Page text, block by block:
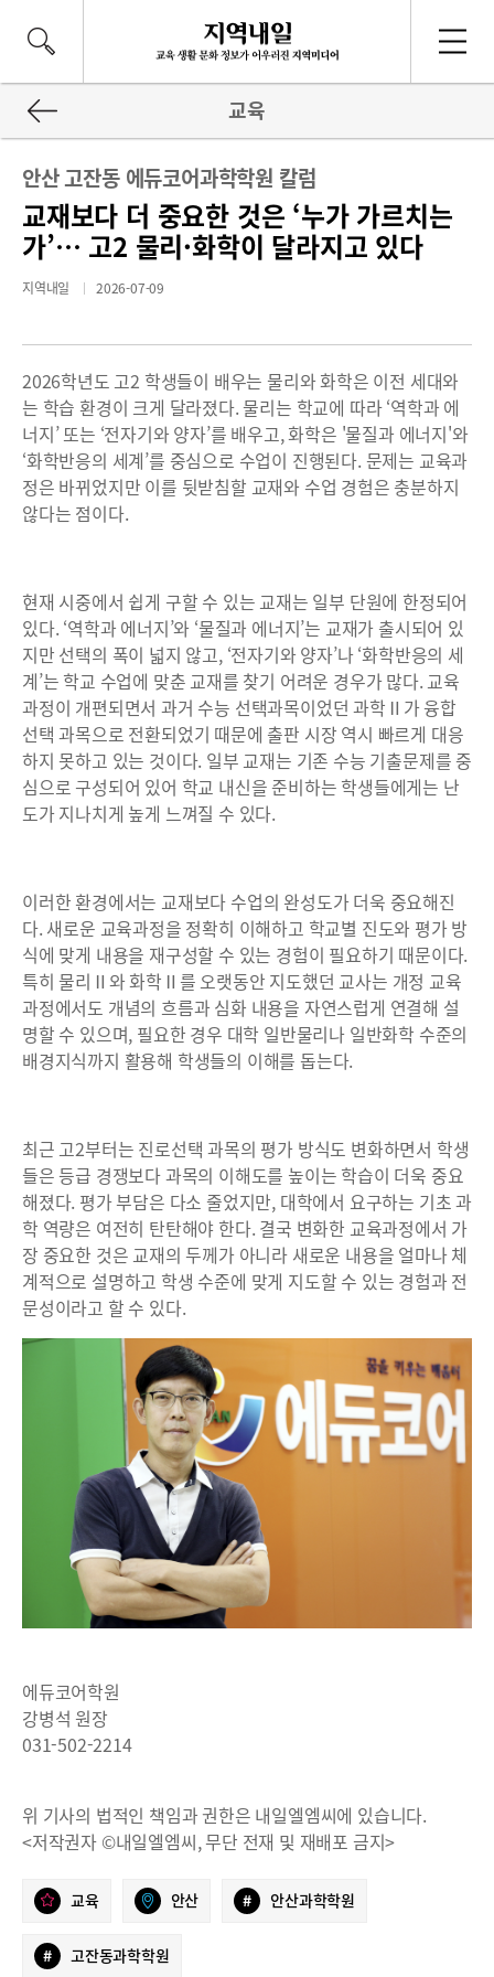
교육
안산 고잔동 에듀코어과학학원 칼럼
교재보다 더 중요한 것은 ‘누가 가르치는
가’… 고2 물리·화학이 달라지고 있다
지역내일 2026-07-09
2026학년도 고2 학생들이 배우는 물리와 화학은 이전 세대와
는 학습 환경이 크게 달라졌다. 물리는 학교에 따라 ‘역학과 에
너지’ 또는 ‘전자기와 양자’를 배우고, 화학은 '물질과 에너지'와
‘화학반응의 세계’를 중심으로 수업이 진행된다. 문제는 교육과
정은 바뀌었지만 이를 뒷받침할 교재와 수업 경험은 충분하지
않다는 점이다.
현재 시중에서 쉽게 구할 수 있는 교재는 일부 단원에 한정되어
있다. ‘역학과 에너지’와 ‘물질과 에너지’는 교재가 출시되어 있
지만 선택의 폭이 넓지 않고, ‘전자기와 양자’나 ‘화학반응의 세
계’는 학교 수업에 맞춘 교재를 찾기 어려운 경우가 많다. 교육
과정이 개편되면서 과거 수능 선택과목이었던 과학Ⅱ가 융합
선택 과목으로 전환되었기 때문에 출판 시장 역시 빠르게 대응
하지 못하고 있는 것이다. 일부 교재는 기존 수능 기출문제를 중
심으로 구성되어 있어 학교 내신을 준비하는 학생들에게는 난
도가 지나치게 높게 느껴질 수 있다.
이러한 환경에서는 교재보다 수업의 완성도가 더욱 중요해진
다. 새로운 교육과정을 정확히 이해하고 학교별 진도와 평가 방
식에 맞게 내용을 재구성할 수 있는 경험이 필요하기 때문이다.
특히 물리Ⅱ와 화학Ⅱ를 오랫동안 지도했던 교사는 개정 교육
과정에서도 개념의 흐름과 심화 내용을 자연스럽게 연결해 설
명할 수 있으며, 필요한 경우 대학 일반물리나 일반화학 수준의
배경지식까지 활용해 학생들의 이해를 돕는다.
최근 고2부터는 진로선택 과목의 평가 방식도 변화하면서 학생
들은 등급 경쟁보다 과목의 이해도를 높이는 학습이 더욱 중요
해졌다. 평가 부담은 다소 줄었지만, 대학에서 요구하는 기초 과
학 역량은 여전히 탄탄해야 한다. 결국 변화한 교육과정에서 가
장 중요한 것은 교재의 두께가 아니라 새로운 내용을 얼마나 체
계적으로 설명하고 학생 수준에 맞게 지도할 수 있는 경험과 전
문성이라고 할 수 있다.
에듀코어학원
강병석 원장
031-502-2214
위 기사의 법적인 책임과 권한은 내일엘엠씨에 있습니다.
<저작권자 ©내일엘엠씨, 무단 전재 및 재배포 금지>
교육 안산 # 안산과학학원
# 고잔동과학학원